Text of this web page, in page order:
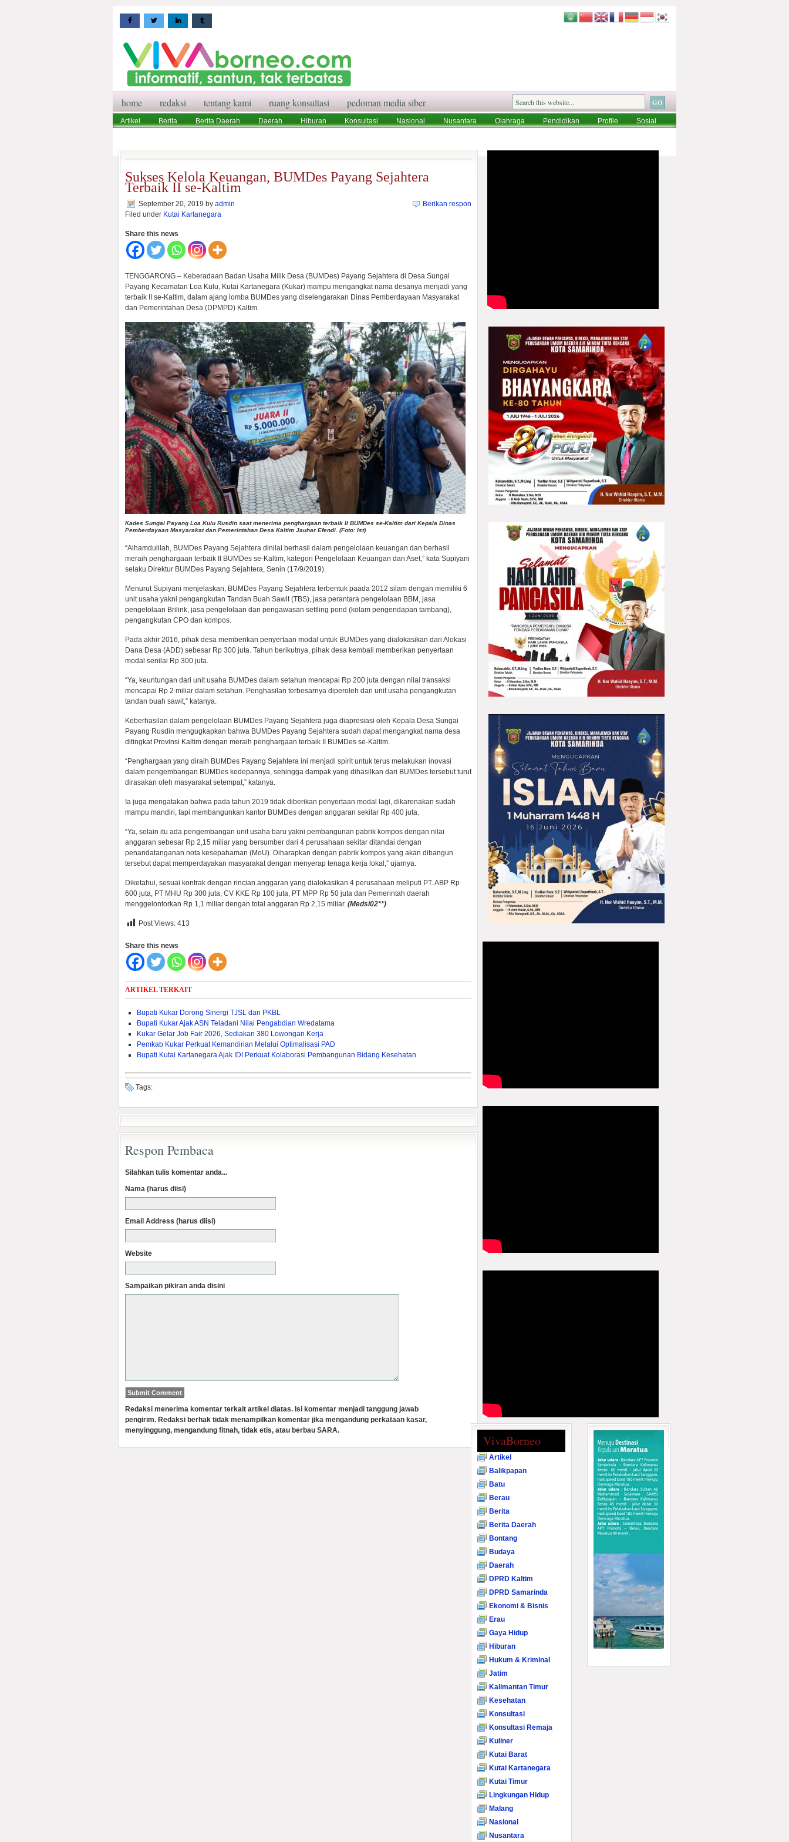
home redaksi tentang kami ruang konsultasi pedoman media siber
Artikel Berita Berita Daerah Daerah Hiburan Konsultasi Nasional Nusantara Olahraga Pendidikan Profile
Sosial
Sukses Kelola Keuangan, BUMDes Payang Sejahtera
Terbaik II se-Kaltim
September 20, 2019 by admin
Filed under Kutai Kartanegara
Berikan respon
Share this news
TENGGARONG – Keberadaan Badan Usaha Milik Desa (BUMDes) Payang Sejahtera di Desa Sungai
Payang Kecamatan Loa Kulu, Kutai Kartanegara (Kukar) mampu mengangkat nama desanya menjadi yang
terbaik II se-Kaltim, dalam ajang lomba BUMDes yang diselengarakan Dinas Pemberdayaan Masyarakat
dan Pemerintahan Desa (DPMPD) Kaltim.
Kades Sungai Payang Loa Kulu Rusdin saat menerima penghargaan terbaik II BUMDes se-Kaltim dari Kepala Dinas
Pemberdayaan Masyarakat dan Pemerintahan Desa Kaltim Jauhar Efendi. (Foto: Ist)
“Alhamdulilah, BUMDes Payang Sejahtera dinilai berhasil dalam pengelolaan keuangan dan berhasil
meraih penghargaan terbaik II BUMDes se-Kaltim, kategori Pengelolaan Keuangan dan Aset,” kata Supiyani
selaku Direktur BUMDes Payang Sejahtera, Senin (17/9/2019).
Menurut Supiyani menjelaskan, BUMDes Payang Sejahtera terbentuk paada 2012 silam dengan memiliki 6
unit usaha yakni pengangkutan Tandan Buah Sawit (TBS), jasa perantara pengelolaan BBM, jasa
pengelolaan Brilink, jasa pengelolaan dan pengawasan settling pond (kolam pengendapan tambang),
pengangkutan CPO dan kompos.
Pada akhir 2016, pihak desa memberikan penyertaan modal untuk BUMDes yang dialokasikan dari Alokasi
Dana Desa (ADD) sebesar Rp 300 juta. Tahun berikutnya, pihak desa kembali memberikan penyertaan
modal senilai Rp 300 juta.
“Ya, keuntungan dari unit usaha BUMDes dalam setahun mencapai Rp 200 juta dengan nilai transaksi
mencapai Rp 2 miliar dalam setahun. Penghasilan terbesarnya diperoleh dari unit usaha pengangkutan
tandan buah sawit,” katanya.
Keberhasilan dalam pengelolaan BUMDes Payang Sejahtera juga diapresiasi oleh Kepala Desa Sungai
Payang Rusdin mengugkapkan bahwa BUMDes Payang Sejahtera sudah dapat mengangkat nama desa
ditingkat Provinsi Kaltim dengan meraih penghargaan terbaik II BUMDes se-Kaltim.
“Penghargaan yang diraih BUMDes Payang Sejahtera ini menjadi spirit untuk terus melakukan inovasi
dalam pengembangan BUMDes kedepannya, sehingga dampak yang dihasilkan dari BUMDes tersebut turut
dirasakan oleh masyarakat setempat,” katanya.
Ia juga mengatakan bahwa pada tahun 2019 tidak diberikan penyertaan modal lagi, dikarenakan sudah
mampu mandiri, tapi membangunkan kantor BUMDes dengan anggaran sekitar Rp 400 juta.
“Ya, selain itu ada pengembangan unit usaha baru yakni pembangunan pabrik kompos dengan nilai
anggaran sebesar Rp 2,15 miliar yang bersumber dari 4 perusahaan sekitar ditandai dengan
penandatanganan nota kesepahaman (MoU). Diharapkan dengan pabrik kompos yang akan dibangun
tersebut dapat memperdayakan masyarakat dengan menyerap tenaga kerja lokal,” ujarnya.
Diketahui, sesuai kontrak dengan rincian anggaran yang dialokasikan 4 perusahaan meliputi PT. ABP Rp
600 juta, PT MHU Rp 300 juta, CV KKE Rp 100 juta, PT MPP Rp 50 juta dan Pemerintah daerah
menggelontorkan Rp 1,1 miliar dengan total anggaran Rp 2,15 miliar. (Medsi02**)
Post Views: 413
Share this news
ARTIKEL TERKAIT
Bupati Kukar Dorong Sinergi TJSL dan PKBL
Bupati Kukar Ajak ASN Teladani Nilai Pengabdian Wredatama
Kukar Gelar Job Fair 2026, Sediakan 380 Lowongan Kerja
Pemkab Kukar Perkuat Kemandirian Melalui Optimalisasi PAD ‎
Bupati Kutai Kartanegara Ajak IDI Perkuat Kolaborasi Pembangunan Bidang Kesehatan
Tags:
Respon Pembaca
Silahkan tulis komentar anda...
Nama (harus diisi)
Email Address (harus diisi)
Website
Sampaikan pikiran anda disini
Redaksi menerima komentar terkait artikel diatas. Isi komentar menjadi tanggung jawab
pengirim. Redaksi berhak tidak menampilkan komentar jika mengandung perkataan kasar,
menyinggung, mengandung fitnah, tidak etis, atau berbau SARA.
VivaBorneo
Artikel
Balikpapan
Batu
Berau
Berita
Berita Daerah
Bontang
Budaya
Daerah
DPRD Kaltim
DPRD Samarinda
Ekonomi & Bisnis
Erau
Gaya Hidup
Hiburan
Hukum & Kriminal
Jatim
Kalimantan Timur
Kesehatan
Konsultasi
Konsultasi Remaja
Kuliner
Kutai Barat
Kutai Kartanegara
Kutai Timur
Lingkungan Hidup
Malang
Nasional
Nusantara